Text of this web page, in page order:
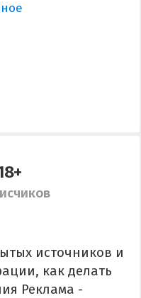
источников и
как делать
Реклама -